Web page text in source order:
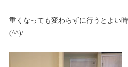
重くなっても変わらずに行うとよい
(^^)/